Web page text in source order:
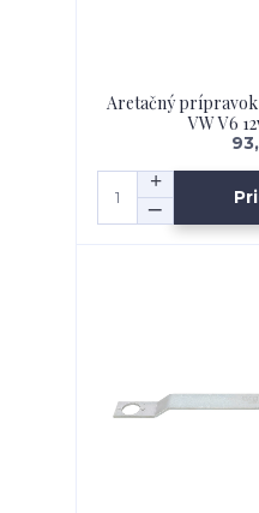
Aretačný prípravok
VW V6